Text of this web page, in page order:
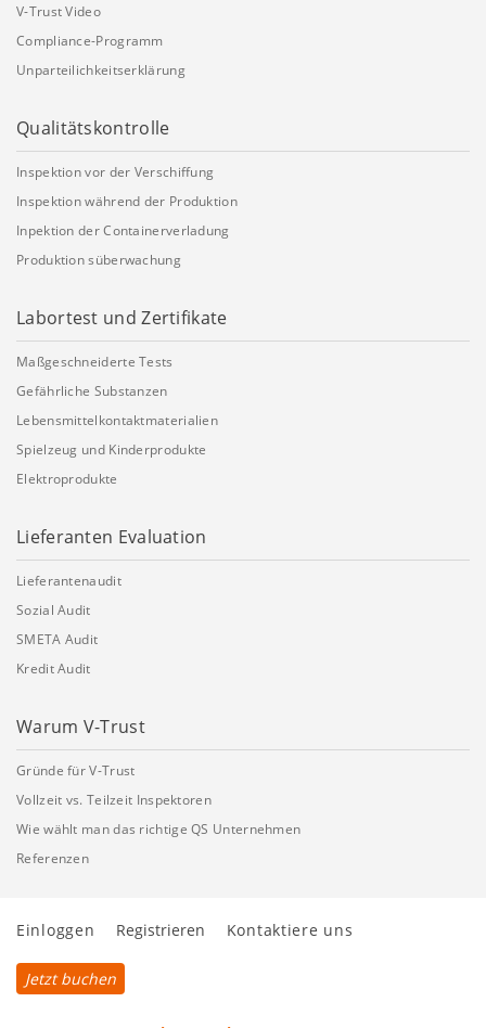
V-Trust Video
Compliance-Programm
Unparteilichkeitserklärung
Qualitätskontrolle
Inspektion vor der Verschiffung
Inspektion während der Produktion
Inpektion der Containerverladung
Produktion süberwachung
Labortest und Zertifikate
Maßgeschneiderte Tests
Gefährliche Substanzen
Lebensmittelkontaktmaterialien
Spielzeug und Kinderprodukte
Elektroprodukte
Lieferanten Evaluation
Lieferantenaudit
Sozial Audit
SMETA Audit
Kredit Audit
Warum V-Trust
Gründe für V-Trust
Vollzeit vs. Teilzeit Inspektoren
Wie wählt man das richtige QS Unternehmen
Referenzen
Einloggen Registrieren Kontaktiere uns
Jetzt buchen